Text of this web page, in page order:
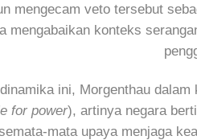
mengecam veto tersebut
mengabaikan konteks
ini, Morgenthau
for power), artinya negara
mata upaya menjaga